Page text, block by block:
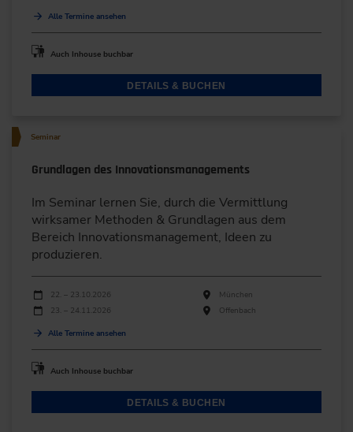
Alle Termine ansehen
Auch Inhouse buchbar
DETAILS & BUCHEN
Seminar
Grundlagen des Innovationsmanagements
Im Seminar lernen Sie, durch die Vermittlung
wirksamer Methoden & Grundlagen aus dem
Bereich Innovationsmanagement, Ideen zu
produzieren.
Durchführungen
Veranstaltungsdatum
22. – 23.10.2026
München
23. – 24.11.2026
Offenbach
Alle Termine ansehen
Auch Inhouse buchbar
DETAILS & BUCHEN